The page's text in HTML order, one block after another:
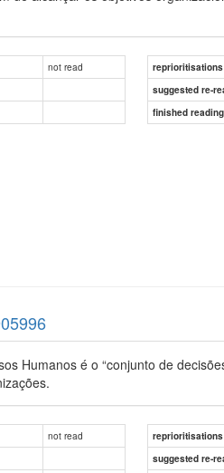
not read
reprioritisations
suggested re-
finished
Humanos é o “conjunto de
not read
reprioritisations
suggested re-